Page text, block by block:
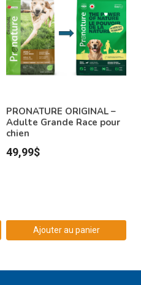
PRONATURE ORIGINAL –
Adulte Grande Race pour
chien
49,99$
Ajouter au panier